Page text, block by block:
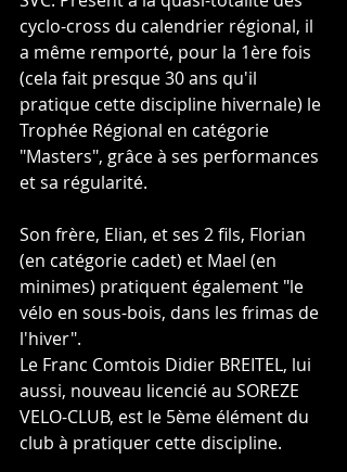
cyclo-cross du calendrier régional, il
a même remporté, pour la 1ère fois
(cela fait presque 30 ans qu'il
pratique cette discipline hivernale) le
Trophée Régional en catégorie
"Masters", grâce à ses performances
et sa régularité.
Son frère, Elian, et ses 2 fils, Florian
(en catégorie cadet) et Mael (en
minimes) pratiquent également "le
vélo en sous-bois, dans les frimas de
l'hiver".
Le Franc Comtois Didier BREITEL, lui
aussi, nouveau licencié au SOREZE
VELO-CLUB, est le 5ème élément du
club à pratiquer cette discipline.